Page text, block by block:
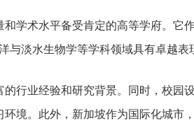
学术水平备受肯定的高等学府。它
淡水生物学等学科领域具有卓越表
行业经验和研究背景。同时，校园设
境。此外，新加坡作为国际化城市